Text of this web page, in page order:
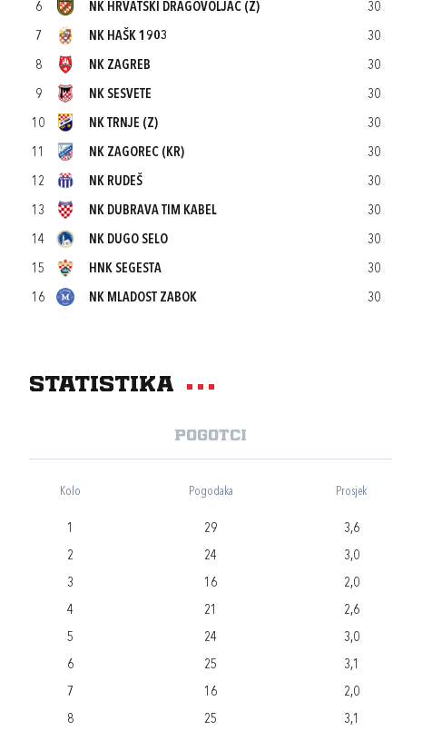
6 NK HRVATSKI DRAGOVOLJAC (Z) 30
7 NK HAŠK 1903 30
8 NK ZAGREB 30
9 NK SESVETE 30
10 NK TRNJE (Z) 30
11 NK ZAGOREC (KR) 30
12 NK RUDEŠ 30
13 NK DUBRAVA TIM KABEL 30
14 NK DUGO SELO 30
15 HNK SEGESTA 30
16 NK MLADOST ZABOK 30
Statistika
Pogotci
Kolo Pogodaka Prosjek
1 29
3,6
2
24
3,0
3
16
2,0
4
21
2,6
5
24
3,0
6
25
3,1
7
16
2,0
8
25
3,1